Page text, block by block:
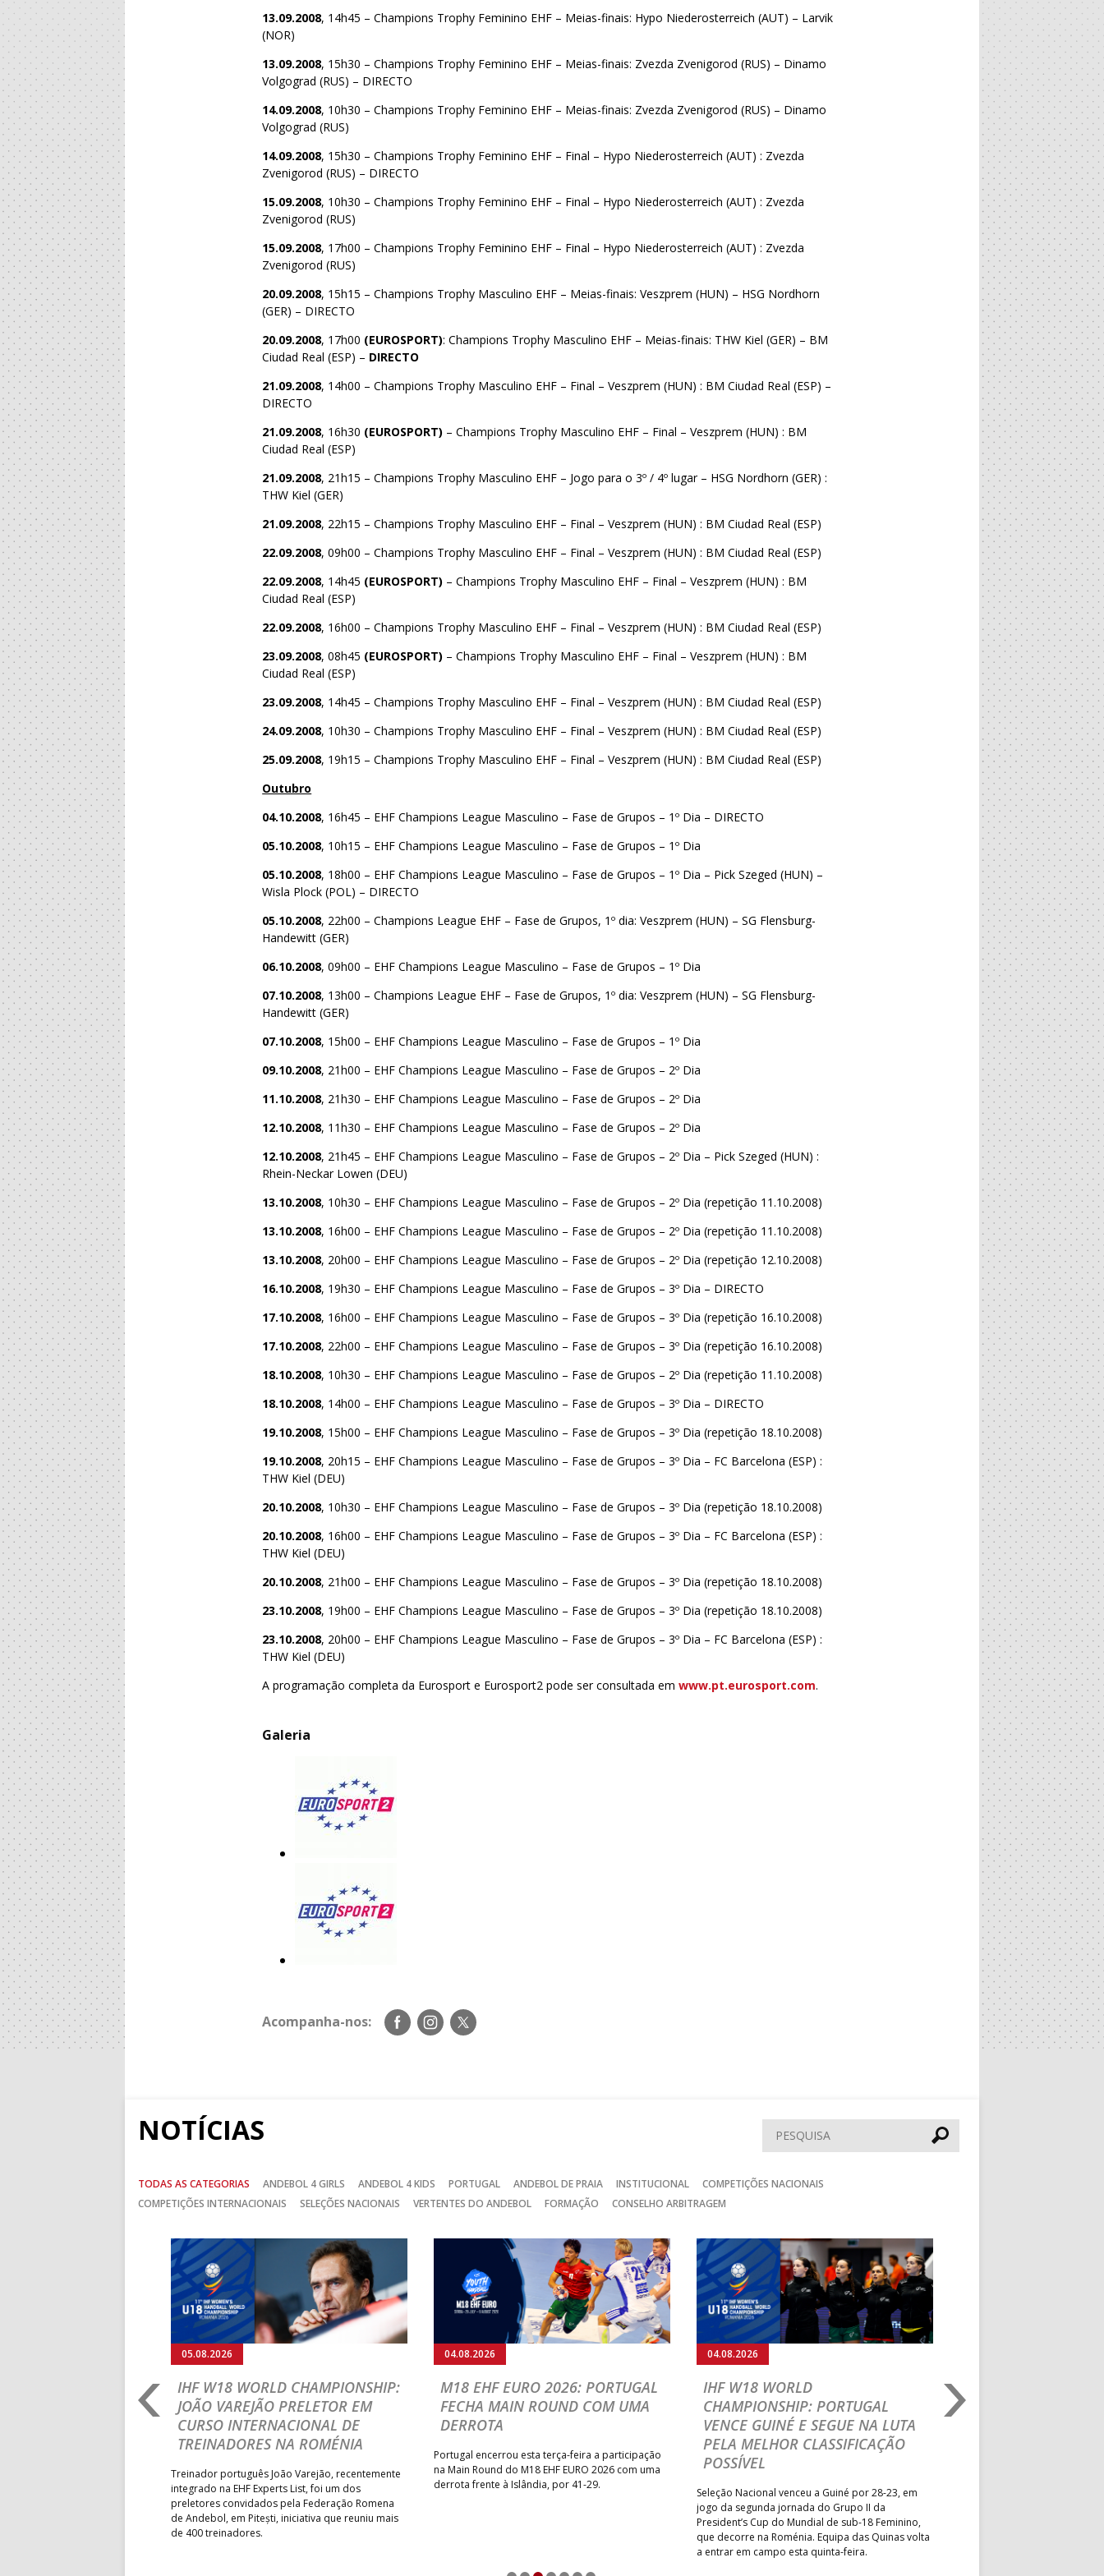
13.09.2008, 14h45 – Champions Trophy Feminino EHF – Meias-finais: Hypo Niederosterreich (AUT) – Larvik
(NOR)
13.09.2008, 15h30 – Champions Trophy Feminino EHF – Meias-finais: Zvezda Zvenigorod (RUS) – Dinamo
Volgograd (RUS) – DIRECTO
14.09.2008, 10h30 – Champions Trophy Feminino EHF – Meias-finais: Zvezda Zvenigorod (RUS) – Dinamo
Volgograd (RUS)
14.09.2008, 15h30 – Champions Trophy Feminino EHF – Final – Hypo Niederosterreich (AUT) : Zvezda
Zvenigorod (RUS) – DIRECTO
15.09.2008, 10h30 – Champions Trophy Feminino EHF – Final – Hypo Niederosterreich (AUT) : Zvezda
Zvenigorod (RUS)
15.09.2008, 17h00 – Champions Trophy Feminino EHF – Final – Hypo Niederosterreich (AUT) : Zvezda
Zvenigorod (RUS)
20.09.2008, 15h15 – Champions Trophy Masculino EHF – Meias-finais: Veszprem (HUN) – HSG Nordhorn
(GER) – DIRECTO
20.09.2008, 17h00 (EUROSPORT): Champions Trophy Masculino EHF – Meias-finais: THW Kiel (GER) – BM
Ciudad Real (ESP) – DIRECTO
21.09.2008, 14h00 – Champions Trophy Masculino EHF – Final – Veszprem (HUN) : BM Ciudad Real (ESP) –
DIRECTO
21.09.2008, 16h30 (EUROSPORT) – Champions Trophy Masculino EHF – Final – Veszprem (HUN) : BM
Ciudad Real (ESP)
21.09.2008, 21h15 – Champions Trophy Masculino EHF – Jogo para o 3º / 4º lugar – HSG Nordhorn (GER) :
THW Kiel (GER)
21.09.2008, 22h15 – Champions Trophy Masculino EHF – Final – Veszprem (HUN) : BM Ciudad Real (ESP)
22.09.2008, 09h00 – Champions Trophy Masculino EHF – Final – Veszprem (HUN) : BM Ciudad Real (ESP)
22.09.2008, 14h45 (EUROSPORT) – Champions Trophy Masculino EHF – Final – Veszprem (HUN) : BM
Ciudad Real (ESP)
22.09.2008, 16h00 – Champions Trophy Masculino EHF – Final – Veszprem (HUN) : BM Ciudad Real (ESP)
23.09.2008, 08h45 (EUROSPORT) – Champions Trophy Masculino EHF – Final – Veszprem (HUN) : BM
Ciudad Real (ESP)
23.09.2008, 14h45 – Champions Trophy Masculino EHF – Final – Veszprem (HUN) : BM Ciudad Real (ESP)
24.09.2008, 10h30 – Champions Trophy Masculino EHF – Final – Veszprem (HUN) : BM Ciudad Real (ESP)
25.09.2008, 19h15 – Champions Trophy Masculino EHF – Final – Veszprem (HUN) : BM Ciudad Real (ESP)
Outubro
04.10.2008, 16h45 – EHF Champions League Masculino – Fase de Grupos – 1º Dia – DIRECTO
05.10.2008, 10h15 – EHF Champions League Masculino – Fase de Grupos – 1º Dia
05.10.2008, 18h00 – EHF Champions League Masculino – Fase de Grupos – 1º Dia – Pick Szeged (HUN) –
Wisla Plock (POL) – DIRECTO
05.10.2008, 22h00 – Champions League EHF – Fase de Grupos, 1º dia: Veszprem (HUN) – SG Flensburg-
Handewitt (GER)
06.10.2008, 09h00 – EHF Champions League Masculino – Fase de Grupos – 1º Dia
07.10.2008, 13h00 – Champions League EHF – Fase de Grupos, 1º dia: Veszprem (HUN) – SG Flensburg-
Handewitt (GER)
07.10.2008, 15h00 – EHF Champions League Masculino – Fase de Grupos – 1º Dia
09.10.2008, 21h00 – EHF Champions League Masculino – Fase de Grupos – 2º Dia
11.10.2008, 21h30 – EHF Champions League Masculino – Fase de Grupos – 2º Dia
12.10.2008, 11h30 – EHF Champions League Masculino – Fase de Grupos – 2º Dia
12.10.2008, 21h45 – EHF Champions League Masculino – Fase de Grupos – 2º Dia – Pick Szeged (HUN) :
Rhein-Neckar Lowen (DEU)
13.10.2008, 10h30 – EHF Champions League Masculino – Fase de Grupos – 2º Dia (repetição 11.10.2008)
13.10.2008, 16h00 – EHF Champions League Masculino – Fase de Grupos – 2º Dia (repetição 11.10.2008)
13.10.2008, 20h00 – EHF Champions League Masculino – Fase de Grupos – 2º Dia (repetição 12.10.2008)
16.10.2008, 19h30 – EHF Champions League Masculino – Fase de Grupos – 3º Dia – DIRECTO
17.10.2008, 16h00 – EHF Champions League Masculino – Fase de Grupos – 3º Dia (repetição 16.10.2008)
17.10.2008, 22h00 – EHF Champions League Masculino – Fase de Grupos – 3º Dia (repetição 16.10.2008)
18.10.2008, 10h30 – EHF Champions League Masculino – Fase de Grupos – 2º Dia (repetição 11.10.2008)
18.10.2008, 14h00 – EHF Champions League Masculino – Fase de Grupos – 3º Dia – DIRECTO
19.10.2008, 15h00 – EHF Champions League Masculino – Fase de Grupos – 3º Dia (repetição 18.10.2008)
19.10.2008, 20h15 – EHF Champions League Masculino – Fase de Grupos – 3º Dia – FC Barcelona (ESP) :
THW Kiel (DEU)
20.10.2008, 10h30 – EHF Champions League Masculino – Fase de Grupos – 3º Dia (repetição 18.10.2008)
20.10.2008, 16h00 – EHF Champions League Masculino – Fase de Grupos – 3º Dia – FC Barcelona (ESP) :
THW Kiel (DEU)
20.10.2008, 21h00 – EHF Champions League Masculino – Fase de Grupos – 3º Dia (repetição 18.10.2008)
23.10.2008, 19h00 – EHF Champions League Masculino – Fase de Grupos – 3º Dia (repetição 18.10.2008)
23.10.2008, 20h00 – EHF Champions League Masculino – Fase de Grupos – 3º Dia – FC Barcelona (ESP) :
THW Kiel (DEU)
A programação completa da Eurosport e Eurosport2 pode ser consultada emwww.pt.eurosport.com.
Galeria
Acompanha-nos:
Siga-
nos
Siga-
nos
Siga-
nos
NOTÍCIAS Pesquisar
TODAS AS CATEGORIAS ANDEBOL 4 GIRLS ANDEBOL 4 KIDS PORTUGAL ANDEBOL DE PRAIA INSTITUCIONAL
COMPETIÇÕES NACIONAIS
COMPETIÇÕES INTERNACIONAIS
SELEÇÕES NACIONAIS VERTENTES DO ANDEBOL FORMAÇÃO CONSELHO ARBITRAGEM
05.08.2026
IHF W18 WORLD CHAMPIONSHIP:
JOÃO VAREJÃO PRELETOR EM
CURSO INTERNACIONAL DE
TREINADORES NA ROMÉNIA
Treinador português João Varejão, recentemente
integrado na EHF Experts List, foi um dos
preletores convidados pela Federação Romena
de Andebol, em Pitești, iniciativa que reuniu mais
de 400 treinadores.
04.08.2026
M18 EHF EURO 2026: PORTUGAL
FECHA MAIN ROUND COM UMA
DERROTA
Portugal encerrou esta terça-feira a participação
na Main Round do M18 EHF EURO 2026 com uma
derrota frente à Islândia, por 41-29.
04.08.2026
IHF W18 WORLD
CHAMPIONSHIP: PORTUGAL
VENCE GUINÉ E SEGUE NA LUTA
PELA MELHOR CLASSIFICAÇÃO
POSSÍVEL
Seleção Nacional venceu a Guiné por 28-23, em
jogo da segunda jornada do Grupo II da
President’s Cup do Mundial de sub-18 Feminino,
que decorre na Roménia. Equipa das Quinas volta
a entrar em campo esta quinta-feira.
Anterior Seguinte